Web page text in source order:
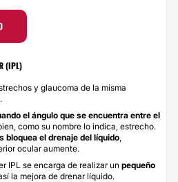
(IPL)
y glaucoma de la misma
el ángulo que se encuentra entre el
bien, como su nombre lo indica, estrecho.
bloquea el drenaje del líquido
ocular aumente.
IPL se encarga de realizar un pequeño
la mejora de drenar líquido.